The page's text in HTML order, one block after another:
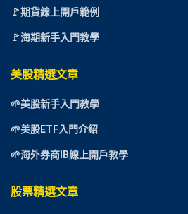
🚩期貨線上開戶範例
🚩海期新手入門教學
美股精選文章
🌱美股新手入門教學
🌱美股ETF入門介紹
🌱海外券商IB線上開戶教學
股票精選文章